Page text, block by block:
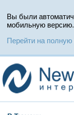
Вы были
мобильную версию.
Перейти на полную